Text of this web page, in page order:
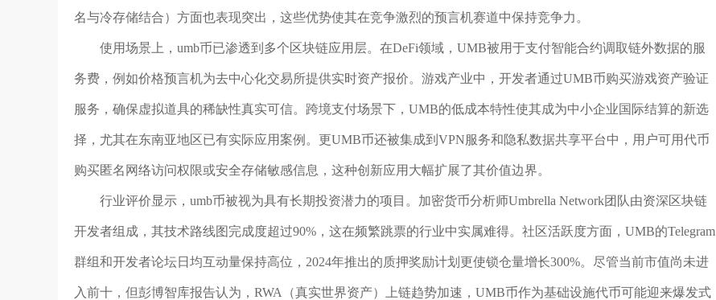
名与冷存储结合）方面也表现突出，这些优势使其在竞争激烈的预言机赛道中保持竞争力。
使用场景上，umb币已渗透到多个区块链应用层。在DeFi领域，UMB被用于支付智能合约调取链外数据的服
务费，例如价格预言机为去中心化交易所提供实时资产报价。游戏产业中，开发者通过UMB币购买游戏资产验证
服务，确保虚拟道具的稀缺性真实可信。跨境支付场景下，UMB的低成本特性使其成为中小企业国际结算的新选
择，尤其在东南亚地区已有实际应用案例。更UMB币还被集成到VPN服务和隐私数据共享平台中，用户可用代币
购买匿名网络访问权限或安全存储敏感信息，这种创新应用大幅扩展了其价值边界。
行业评价显示，umb币被视为具有长期投资潜力的项目。加密货币分析师Umbrella Network团队由资深区块链
开发者组成，其技术路线图完成度超过90%，这在频繁跳票的行业中实属难得。社区活跃度方面，UMB的Telegram
群组和开发者论坛日均互动量保持高位，2024年推出的质押奖励计划更使锁仓量增长300%。尽管当前市值尚未进
入前十，但彭博智库报告认为，RWA（真实世界资产）上链趋势加速，UMB币作为基础设施代币可能迎来爆发式